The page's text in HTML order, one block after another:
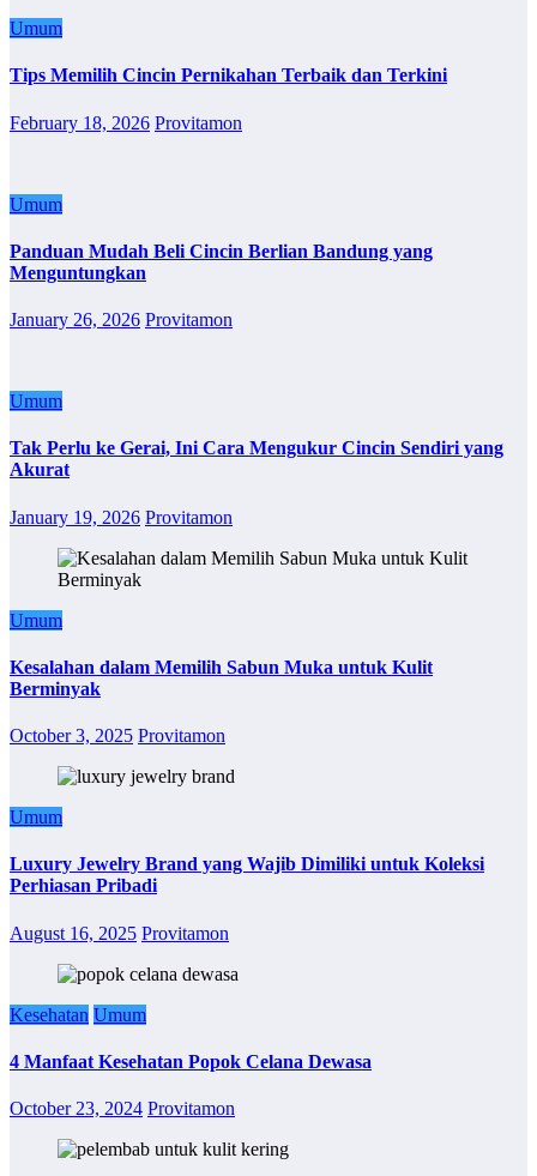
Umum
Tips Memilih Cincin Pernikahan Terbaik dan Terkini
February 18, 2026 Provitamon
Umum
Panduan Mudah Beli Cincin Berlian Bandung yang
Menguntungkan
January 26, 2026 Provitamon
Umum
Tak Perlu ke Gerai, Ini Cara Mengukur Cincin Sendiri yang
Akurat
January 19, 2026 Provitamon
Umum
Kesalahan dalam Memilih Sabun Muka untuk Kulit
Berminyak
October 3, 2025 Provitamon
Umum
Luxury Jewelry Brand yang Wajib Dimiliki untuk Koleksi
Perhiasan Pribadi
August 16, 2025 Provitamon
Kesehatan Umum
4 Manfaat Kesehatan Popok Celana Dewasa
October 23, 2024 Provitamon